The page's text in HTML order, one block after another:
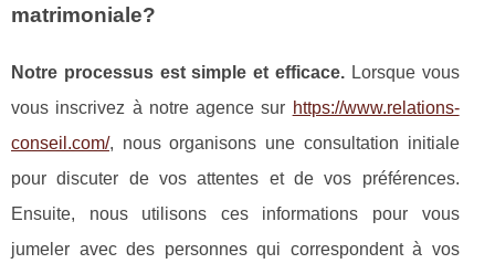
matrimoniale?
Notre processus est simple et efficace. Lorsque vous
vous inscrivez à notre agence sur https://www.relations-
conseil.com/, nous organisons une consultation initiale
pour discuter de vos attentes et de vos préférences.
Ensuite, nous utilisons ces informations pour vous
jumeler avec des personnes qui correspondent à vos